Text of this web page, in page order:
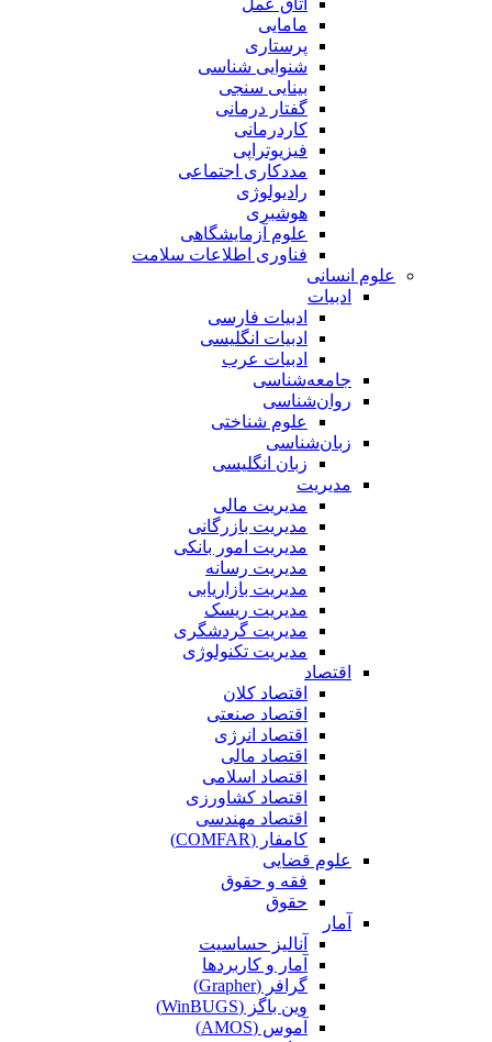
مامایی
پرستاری
شنوایی شناسی
بینایی سنجی
گفتار درمانی
کاردرمانی
فیزیوتراپی
مددکاری اجتماعی
رادیولوژی
هوشبری
علوم آزمایشگاهی
فناوری اطلاعات سلامت
علوم انسانی
ادبیات
ادبیات فارسی
ادبیات انگلیسی
ادبیات عرب
جامعه‌شناسی
روان‌شناسی
علوم شناختی
زبان‌شناسی
زبان انگلیسی
مدیریت
مدیریت مالی
مدیریت بازرگانی
مدیریت امور بانکی
مدیریت رسانه
مدیریت بازاریابی
مدیریت ریسک
مدیریت گردشگری
مدیریت تکنولوژی
اقتصاد
اقتصاد کلان
اقتصاد صنعتی
اقتصاد انرژی
اقتصاد مالی
اقتصاد اسلامی
اقتصاد کشاورزی
اقتصاد مهندسی
کامفار (COMFAR)
علوم قضایی
فقه و حقوق
حقوق
آمار
آنالیز حساسیت
آمار و کاربردها
گرافر (Grapher)
وین باگز (WinBUGS)
آموس (AMOS)